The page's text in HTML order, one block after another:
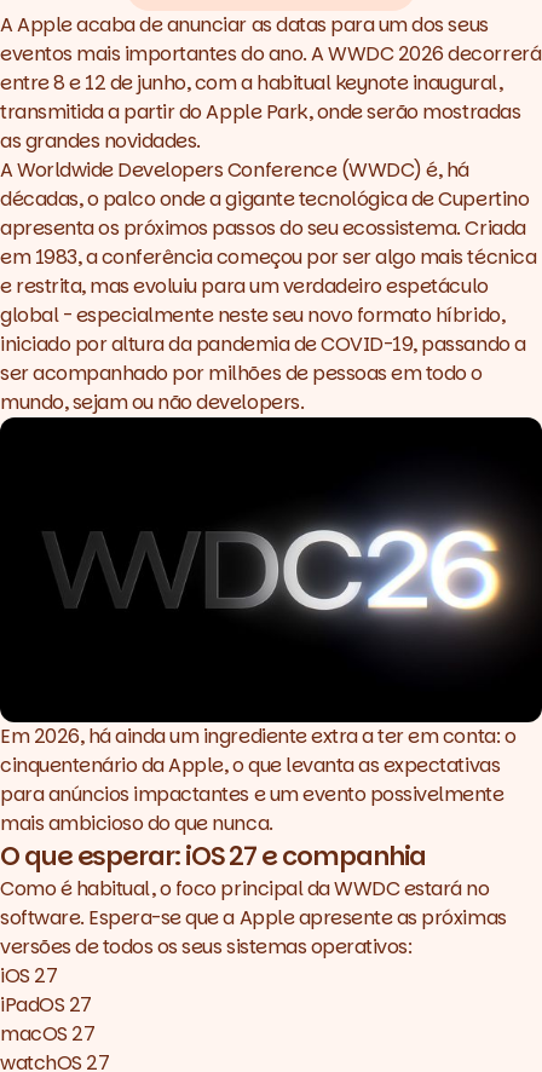
iOS 27 será a estrela da
companhia
macOS mais próximo do
toque (finalmente?)
A Appleacaba de anunciar as dataspara um dos seus
eventos mais importantes do ano. A WWDC 2026 decorrerá
entre 8 e 12 de junho, com a habitual keynote inaugural,
transmitida a partir do Apple Park, onde serão mostradas
as grandes novidades.
A Worldwide Developers Conference (WWDC) é, há
décadas, o palco onde a gigante tecnológica de Cupertino
apresenta os próximos passos do seu ecossistema. Criada
em 1983, a conferência começou por ser algo mais técnica
e restrita, mas evoluiu para um verdadeiro espetáculo
global - especialmente neste seu novo formato híbrido,
iniciado por altura da pandemia de COVID-19, passando a
ser acompanhado por milhões de pessoas em todo o
mundo, sejam ou não developers.
Em 2026, há ainda um ingrediente extra a ter em conta: o
cinquentenário da Apple, o que levanta as expectativas
para anúncios impactantes e um evento possivelmente
mais ambicioso do que nunca.
O que esperar: iOS 27 e companhia
Como é habitual, o foco principal da WWDC estará no
software. Espera-se que a Apple apresente as próximas
versões de todos os seus sistemas operativos:
iOS 27
iPadOS 27
macOS 27
watchOS 27